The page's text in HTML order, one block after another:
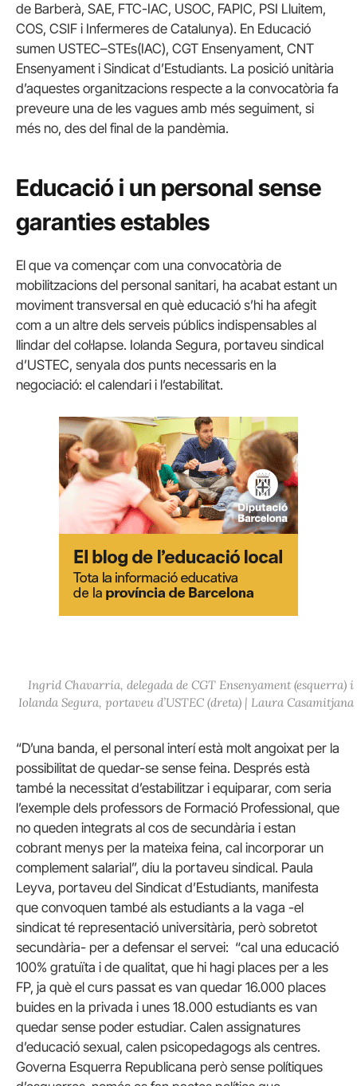
de Barberà, SAE, FTC-IAC, USOC, FAPIC, PSI Lluitem,
COS, CSIF i Infermeres de Catalunya). En Educació
sumen USTEC–STEs(IAC), CGT Ensenyament, CNT
Ensenyament i Sindicat d’Estudiants. La posició unitària
d’aquestes organitzacions respecte a la convocatòria fa
preveure una de les vagues amb més seguiment, si
més no, des del final de la pandèmia.
Educació i un personal sense
garanties estables
El que va començar com una convocatòria de
mobilitzacions del personal sanitari, ha acabat estant un
moviment transversal en què educació s’hi ha afegit
com a un altre dels serveis públics indispensables al
llindar del col·lapse. Iolanda Segura, portaveu sindical
d’USTEC, senyala dos punts necessaris en la
negociació: el calendari i l’estabilitat.
Ingrid Chavarria, delegada de CGT Ensenyament (esquerra) i
Iolanda Segura, portaveu d’USTEC (dreta) | Laura Casamitjana
“D’una banda, el personal interí està molt angoixat per la
possibilitat de quedar-se sense feina. Després està
també la necessitat d’estabilitzar i equiparar, com seria
l’exemple dels professors de Formació Professional, que
no queden integrats al cos de secundària i estan
cobrant menys per la mateixa feina, cal incorporar un
complement salarial”, diu la portaveu sindical. Paula
Leyva, portaveu del Sindicat d’Estudiants, manifesta
que convoquen també als estudiants a la vaga -el
sindicat té representació universitària, però sobretot
secundària- per a defensar el servei: “cal una educació
100% gratuïta i de qualitat, que hi hagi places per a les
FP, ja què el curs passat es van quedar 16.000 places
buides en la privada i unes 18.000 estudiants es van
quedar sense poder estudiar. Calen assignatures
d’educació sexual, calen psicopedagogs als centres.
Governa Esquerra Republicana però sense polítiques